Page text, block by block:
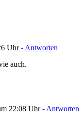
Uhr- Antworten
auch.
22:08 Uhr- Antworten